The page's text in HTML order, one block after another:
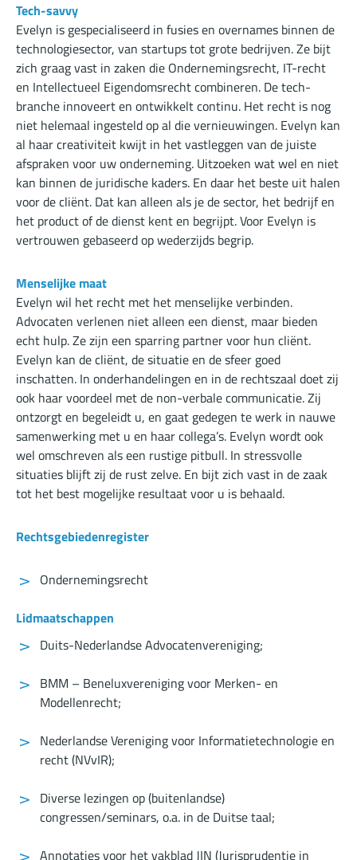
Tech-savvy
Evelyn is gespecialiseerd in fusies en overnames binnen de
technologiesector, van startups tot grote bedrijven. Ze bijt
zich graag vast in zaken die Ondernemingsrecht, IT-recht
en Intellectueel Eigendomsrecht combineren. De tech-
branche innoveert en ontwikkelt continu. Het recht is nog
niet helemaal ingesteld op al die vernieuwingen. Evelyn kan
al haar creativiteit kwijt in het vastleggen van de juiste
afspraken voor uw onderneming. Uitzoeken wat wel en niet
kan binnen de juridische kaders. En daar het beste uit halen
voor de cliënt. Dat kan alleen als je de sector, het bedrijf en
het product of de dienst kent en begrijpt. Voor Evelyn is
vertrouwen gebaseerd op wederzijds begrip.
Menselijke maat
Evelyn wil het recht met het menselijke verbinden.
Advocaten verlenen niet alleen een dienst, maar bieden
echt hulp. Ze zijn een sparring partner voor hun cliënt.
Evelyn kan de cliënt, de situatie en de sfeer goed
inschatten. In onderhandelingen en in de rechtszaal doet zij
ook haar voordeel met de non-verbale communicatie. Zij
ontzorgt en begeleidt u, en gaat gedegen te werk in nauwe
samenwerking met u en haar collega’s. Evelyn wordt ook
wel omschreven als een rustige pitbull. In stressvolle
situaties blijft zij de rust zelve. En bijt zich vast in de zaak
tot het best mogelijke resultaat voor u is behaald.
Rechtsgebiedenregister
Ondernemingsrecht
Lidmaatschappen
Duits-Nederlandse Advocatenvereniging;
BMM – Beneluxvereniging voor Merken- en
Modellenrecht;
Nederlandse Vereniging voor Informatietechnologie en
recht (NVvIR);
Diverse lezingen op (buitenlandse)
congressen/seminars, o.a. in de Duitse taal;
Annotaties voor het vakblad JIN (Jurisprudentie in